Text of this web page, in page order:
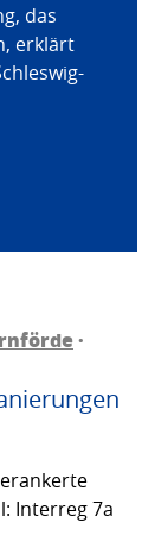
das
erklärt
·
Interreg 7a